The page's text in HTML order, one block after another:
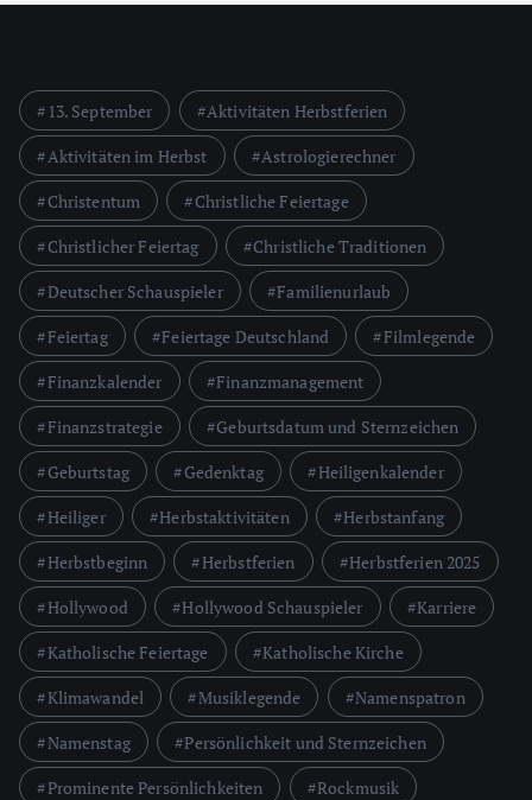
13. September
Aktivitäten Herbstferien
Aktivitäten im Herbst
Astrologierechner
Christentum
Christliche Feiertage
Christlicher Feiertag
Christliche Traditionen
Deutscher Schauspieler
Familienurlaub
Feiertag
Feiertage Deutschland
Filmlegende
Finanzkalender
Finanzmanagement
Finanzstrategie
Geburtsdatum und Sternzeichen
Geburtstag
Gedenktag
Heiligenkalender
Heiliger
Herbstaktivitäten
Herbstanfang
Herbstbeginn
Herbstferien
Herbstferien 2025
Hollywood
Hollywood Schauspieler
Karriere
Katholische Feiertage
Katholische Kirche
Klimawandel
Musiklegende
Namenspatron
Namenstag
Persönlichkeit und Sternzeichen
Prominente Persönlichkeiten
Rockmusik